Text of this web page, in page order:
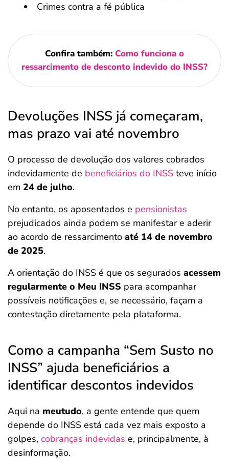
Crimes contra a fé pública
Confira também: Como funciona o
ressarcimento de desconto indevido do INSS?
Devoluções INSS já começaram,
mas prazo vai até novembro
O processo de devolução dos valores cobrados
indevidamente de beneficiários do INSS teve início
em 24 de julho.
No entanto, os aposentados e pensionistas
prejudicados ainda podem se manifestar e aderir
ao acordo de ressarcimento até 14 de novembro
de 2025.
A orientação do INSS é que os segurados acessem
regularmente o Meu INSS para acompanhar
possíveis notificações e, se necessário, façam a
contestação diretamente pela plataforma.
Como a campanha “Sem Susto no
INSS” ajuda beneficiários a
identificar descontos indevidos
Aqui na meutudo, a gente entende que quem
depende do INSS está cada vez mais exposto a
golpes, cobranças indevidas e, principalmente, à
desinformação.